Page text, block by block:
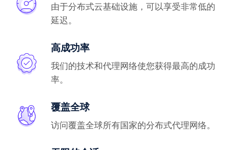
由于分布式云基础设施，可以享受非常低的
延迟。
高成功率
我们的技术和代理网络使您获得最高的成功
率。
覆盖全球
访问覆盖全球所有国家的分布式代理网络。